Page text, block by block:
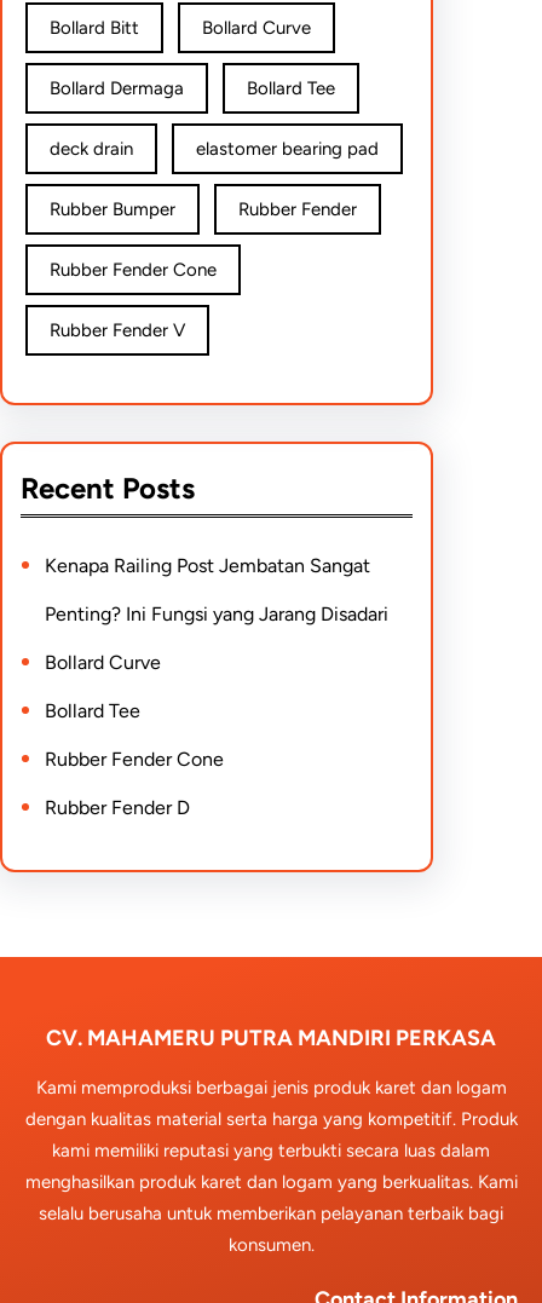
Bollard Bitt Bollard Curve
Bollard Dermaga Bollard Tee
deck drain elastomer bearing pad
Rubber Bumper Rubber Fender
Rubber Fender Cone
Rubber Fender V
Recent Posts
Kenapa Railing Post Jembatan Sangat
Penting? Ini Fungsi yang Jarang Disadari
Bollard Curve
Bollard Tee
Rubber Fender Cone
Rubber Fender D
CV. MAHAMERU PUTRA MANDIRI PERKASA
Kami memproduksi berbagai jenis produk karet dan logam
dengan kualitas material serta harga yang kompetitif. Produk
kami memiliki reputasi yang terbukti secara luas dalam
menghasilkan produk karet dan logam yang berkualitas. Kami
selalu berusaha untuk memberikan pelayanan terbaik bagi
konsumen.